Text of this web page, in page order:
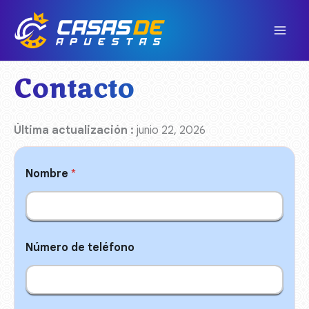
contenido
Contacto
Última actualización : junio 22, 2026
Nombre *
Número de teléfono